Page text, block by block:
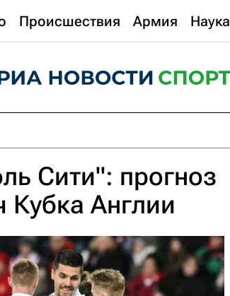
Происшествия Армия Наука
Сити": прогноз
Кубка Англии